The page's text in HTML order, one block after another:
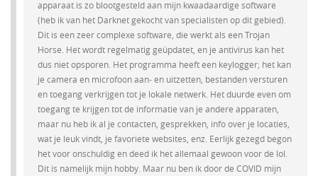
apparaat is zo blootgesteld aan mijn kwaadaardige software
(heb ik van het Darknet gekocht van specialisten op dit gebied).
Dit is een zeer complexe software, die werkt als een Trojan
Horse. Het wordt regelmatig geüpdatet, en je antivirus kan het
dus niet opsporen. Het programma heeft een keylogger; het kan
je camera en microfoon aan- en uitzetten, bestanden versturen
en toegang verkrijgen tot je lokale netwerk. Het duurde even om
toegang te krijgen tot de informatie van je andere apparaten,
maar nu heb ik al je contacten, gesprekken, info over je locaties,
wat je leuk vindt, je favoriete websites, enz. Eerlijk gezegd begon
het voor onschuldig en deed ik het allemaal gewoon voor de lol.
Dit is namelijk mijn hobby. Maar nu ben ik door de COVID mijn